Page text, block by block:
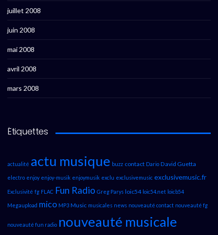
juillet 2008
juin 2008
mai 2008
avril 2008
mars 2008
Étiquettes
actualité actu musique buzz contact Dario David Guetta
electro enjoy enjoy-musik enjoymusik exclu exclusivemusic exclusivemusic.fr
Exclusivité fg FLAC Fun Radio Greg Parys loic54 loic54.net loicb54
Megaupload mico MP3 Music musicales news nouveauté contact nouveauté fg
nouveauté fun radio nouveauté musicale